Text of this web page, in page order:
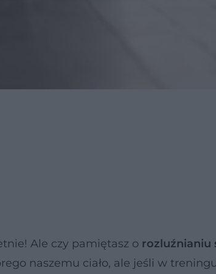
Ale czy pamiętasz o rozluźnianiu
naszemu ciało, ale jeśli w treningu